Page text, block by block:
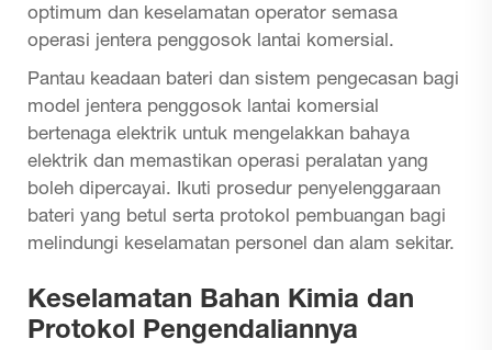
optimum dan keselamatan operator semasa
operasi jentera penggosok lantai komersial.
Pantau keadaan bateri dan sistem pengecasan bagi
model jentera penggosok lantai komersial
bertenaga elektrik untuk mengelakkan bahaya
elektrik dan memastikan operasi peralatan yang
boleh dipercayai. Ikuti prosedur penyelenggaraan
bateri yang betul serta protokol pembuangan bagi
melindungi keselamatan personel dan alam sekitar.
Keselamatan Bahan Kimia dan
Protokol Pengendaliannya